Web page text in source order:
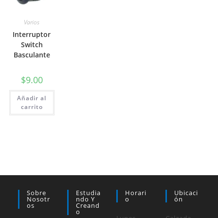
Varios
Interruptor
Switch
Basculante
$9.00
Añadir al
carrito
Sobre
Nosotr
Os
Estudia
Ndo Y
Creand
O
Horari
O
Ubicaci
Ón